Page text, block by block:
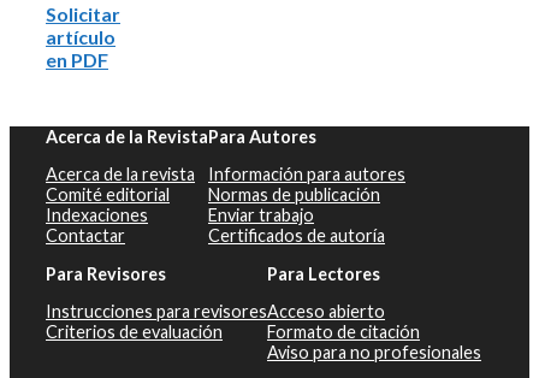
Solicitar
artículo
en PDF
Acerca de la Revista
Acerca de la revista
Comité editorial
Indexaciones
Contactar
Para Autores
Información para autores
Normas de publicación
Enviar trabajo
Certificados de autoría
Para Revisores
Instrucciones para revisores
Criterios de evaluación
Para Lectores
Acceso abierto
Formato de citación
Aviso para no profesionales